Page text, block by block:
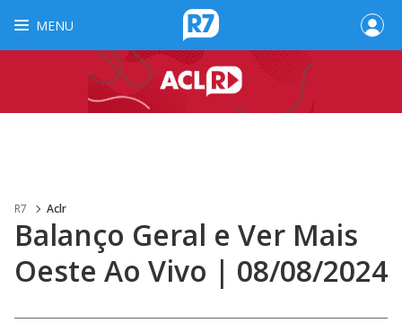
MENU
R7 Aclr
Balanço Geral e Ver Mais
Oeste Ao Vivo | 08/08/2024